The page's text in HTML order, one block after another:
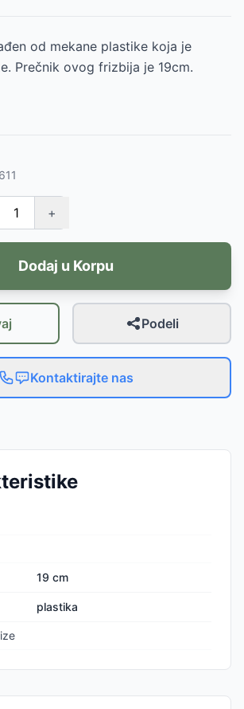
od mekane plastike koja je
Prečnik ovog frizbija je 19cm.
+
Dodaj u Korpu
Podeli
Kontaktirajte nas
19 cm
plastika